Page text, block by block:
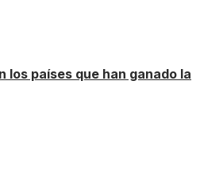
los países que han ganado la